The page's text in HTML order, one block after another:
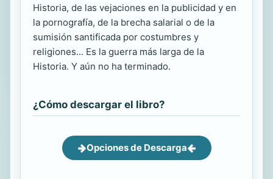
Historia, de las vejaciones en la publicidad y en
la pornografía, de la brecha salarial o de la
sumisión santificada por costumbres y
religiones... Es la guerra más larga de la
Historia. Y aún no ha terminado.
¿Cómo descargar el libro?
Opciones de Descarga